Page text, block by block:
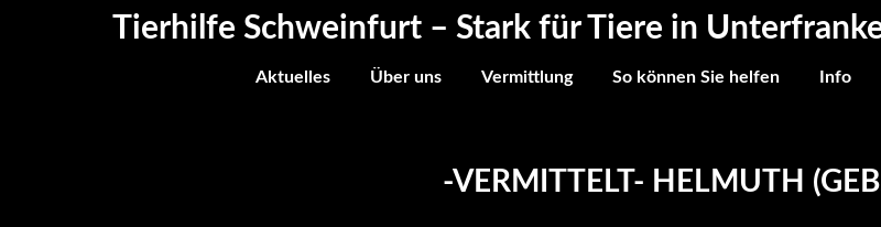
Tierhilfe Schweinfurt – Stark für Tiere in
Aktuelles Über uns Vermittlung So können Sie helfen Info
-VERMITTELT- HELMUTH